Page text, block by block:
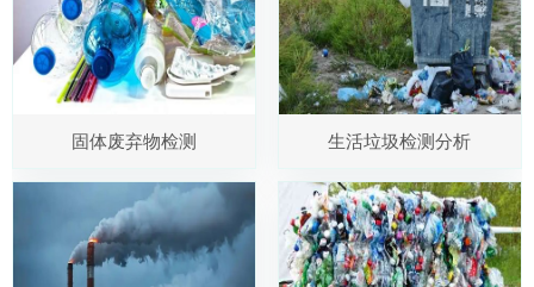
固体废弃物检测 生活垃圾检测分析